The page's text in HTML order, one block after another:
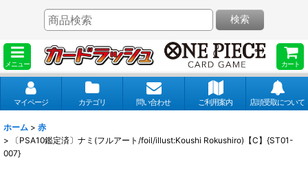
メニュー カート
検索
マイページ カテゴリ 問い合わせ ご利用案内 店頭受取について
ホーム > 赤
>
〔PSA10鑑定済〕ナミ(フルアート/foil/illust:Koushi Rokushiro)【C】{ST01-
007}